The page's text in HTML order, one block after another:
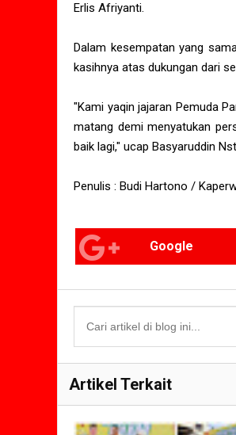
Erlis Afriyanti.
Dalam kesempatan yang
kasihnya atas dukungan dari
"Kami yaqin jajaran Pemuda
matang demi menyatukan
baik lagi," ucap Basyaruddin
Penulis : Budi Hartono /
Google
Artikel Terkait